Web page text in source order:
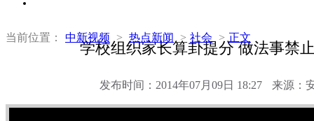
当前位置： 中新视频 > 热点新闻 > 社会 > 正文
学校组织家长算卦提分 做法事禁
发布时间：2014年07月09日 18:27 来源：